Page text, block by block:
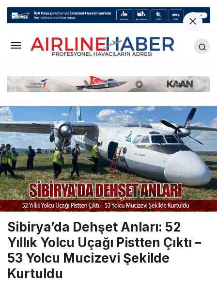
Sibirya’da Dehşet Anları: 52
Yıllık Yolcu Uçağı Pistten Çıktı –
53 Yolcu Mucizevi Şekilde
Kurtuldu